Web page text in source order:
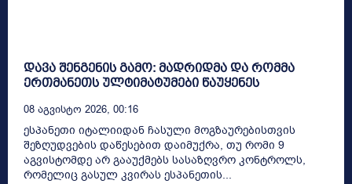
დავა შენგენის გამო: მადრიდმა და რომმა
ერთმანეთს ულტიმატუმები წაუყენეს
08 Აგვისტო 2026, 00:16
ესპანეთი იტალიიდან ჩასული მოგზაურებისთვის
შეზღუდვების დაწესებით დაიმუქრა, თუ რომი 9
აგვისტომდე არ გააუქმებს სასაზღვრო კონტროლს,
რომელიც გასულ კვირას ესპანეთის...